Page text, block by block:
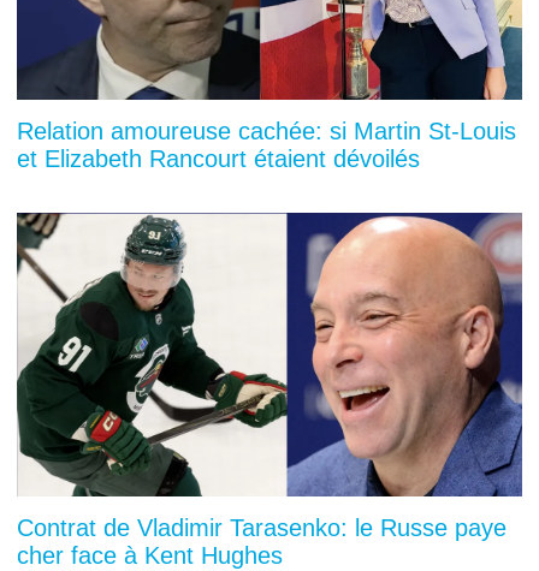
Relation amoureuse cachée: si Martin St-Louis
et Elizabeth Rancourt étaient dévoilés
Contrat de Vladimir Tarasenko: le Russe paye
cher face à Kent Hughes